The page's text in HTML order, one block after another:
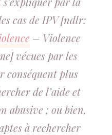
cas de IPV [ndlr:
– Violence
vécues par les
conséquent plus
de l’aide et
abusive ; ou bien,
à rechercher